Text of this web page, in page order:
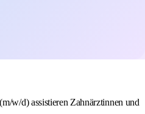
w/d) assistieren Zahnärztinnen und